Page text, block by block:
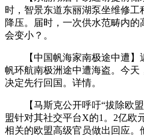
时，智景东道东丽湖泵坐维修
降压。届时，一次供水范畴内
会变小？。
【中国帆海家南极途中遭】
帆环航南极洲途中遭海盗。今
决定先行回国。详情。
【马斯克公开呼吁“拔除欧盟
盟针对其社交平台X的1。2亿欧
相关的欧盟高级官员做出回应。